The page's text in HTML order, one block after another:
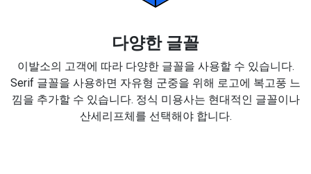
다양한 글꼴
이발소의 고객에 따라 다양한 글꼴을 사용할 수 있습니다.
Serif 글꼴을 사용하면 자유형 군중을 위해 로고에 복고풍 느
낌을 추가할 수 있습니다. 정식 미용사는 현대적인 글꼴이나
산세리프체를 선택해야 합니다.